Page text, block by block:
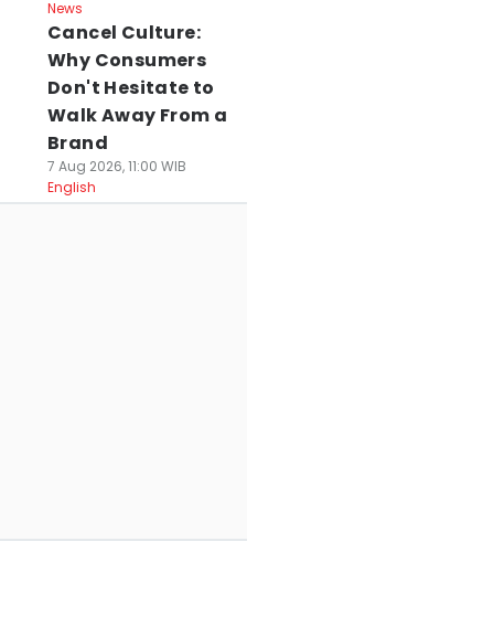
News
Cancel Culture:
Why Consumers
Don't Hesitate to
Walk Away From a
Brand
7 Aug 2026, 11:00 WIB
English